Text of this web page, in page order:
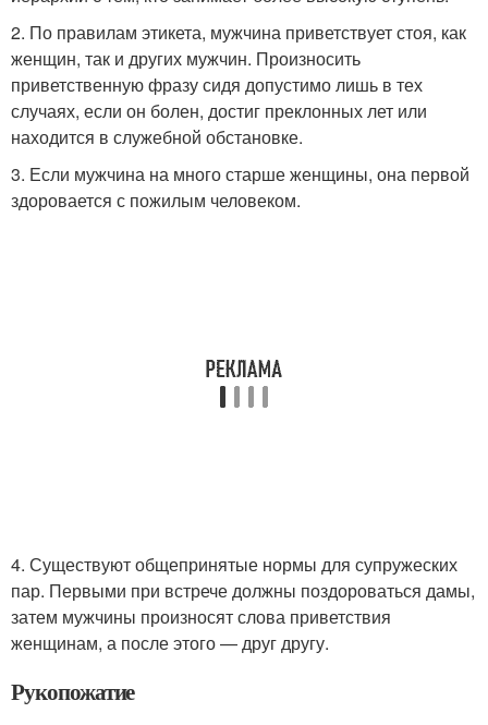
2. По правилам этикета, мужчина приветствует стоя, как
женщин, так и других мужчин. Произносить
приветственную фразу сидя допустимо лишь в тех
случаях, если он болен, достиг преклонных лет или
находится в служебной обстановке.
3. Если мужчина на много старше женщины, она первой
здоровается с пожилым человеком.
4. Существуют общепринятые нормы для супружеских
пар. Первыми при встрече должны поздороваться дамы,
затем мужчины произносят слова приветствия
женщинам, а после этого — друг другу.
Рукопожатие